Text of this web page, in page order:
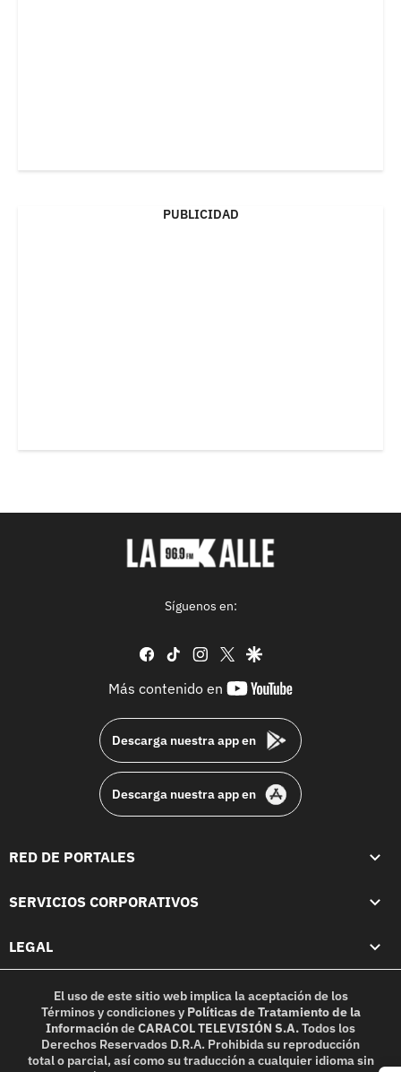
PUBLICIDAD
Síguenos en:
facebook
tiktok instagram
twittergoogle
Más contenido en
youtube-
Descarga nuestra app en
Descarga nuestra app en
RED DE PORTALES
SERVICIOS CORPORATIVOS
LEGAL
El uso de este sitio web implica la aceptación de los
Términos y condicionesy Políticas de Tratamiento de la
InformacióndeCARACOL TELEVISIÓN S.A.Todos los
Derechos Reservados D.R.A. Prohibida su reproducción
total o parcial, así como su traducción a cualquier idioma sin